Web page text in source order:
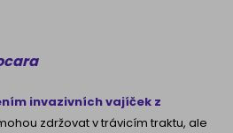
invazivních vajíček z
zdržovat v trávicím traktu, ale